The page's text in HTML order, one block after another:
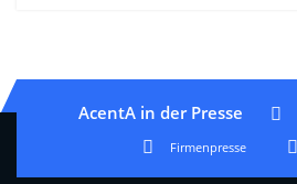
AcentA in der Presse
Firmenpresse